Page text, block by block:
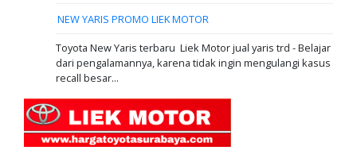
NEW YARIS PROMO LIEK MOTOR
Toyota New Yaris terbaru Liek Motor jual yaris trd - Belajar
dari pengalamannya, karena tidak ingin mengulangi kasus
recall besar...